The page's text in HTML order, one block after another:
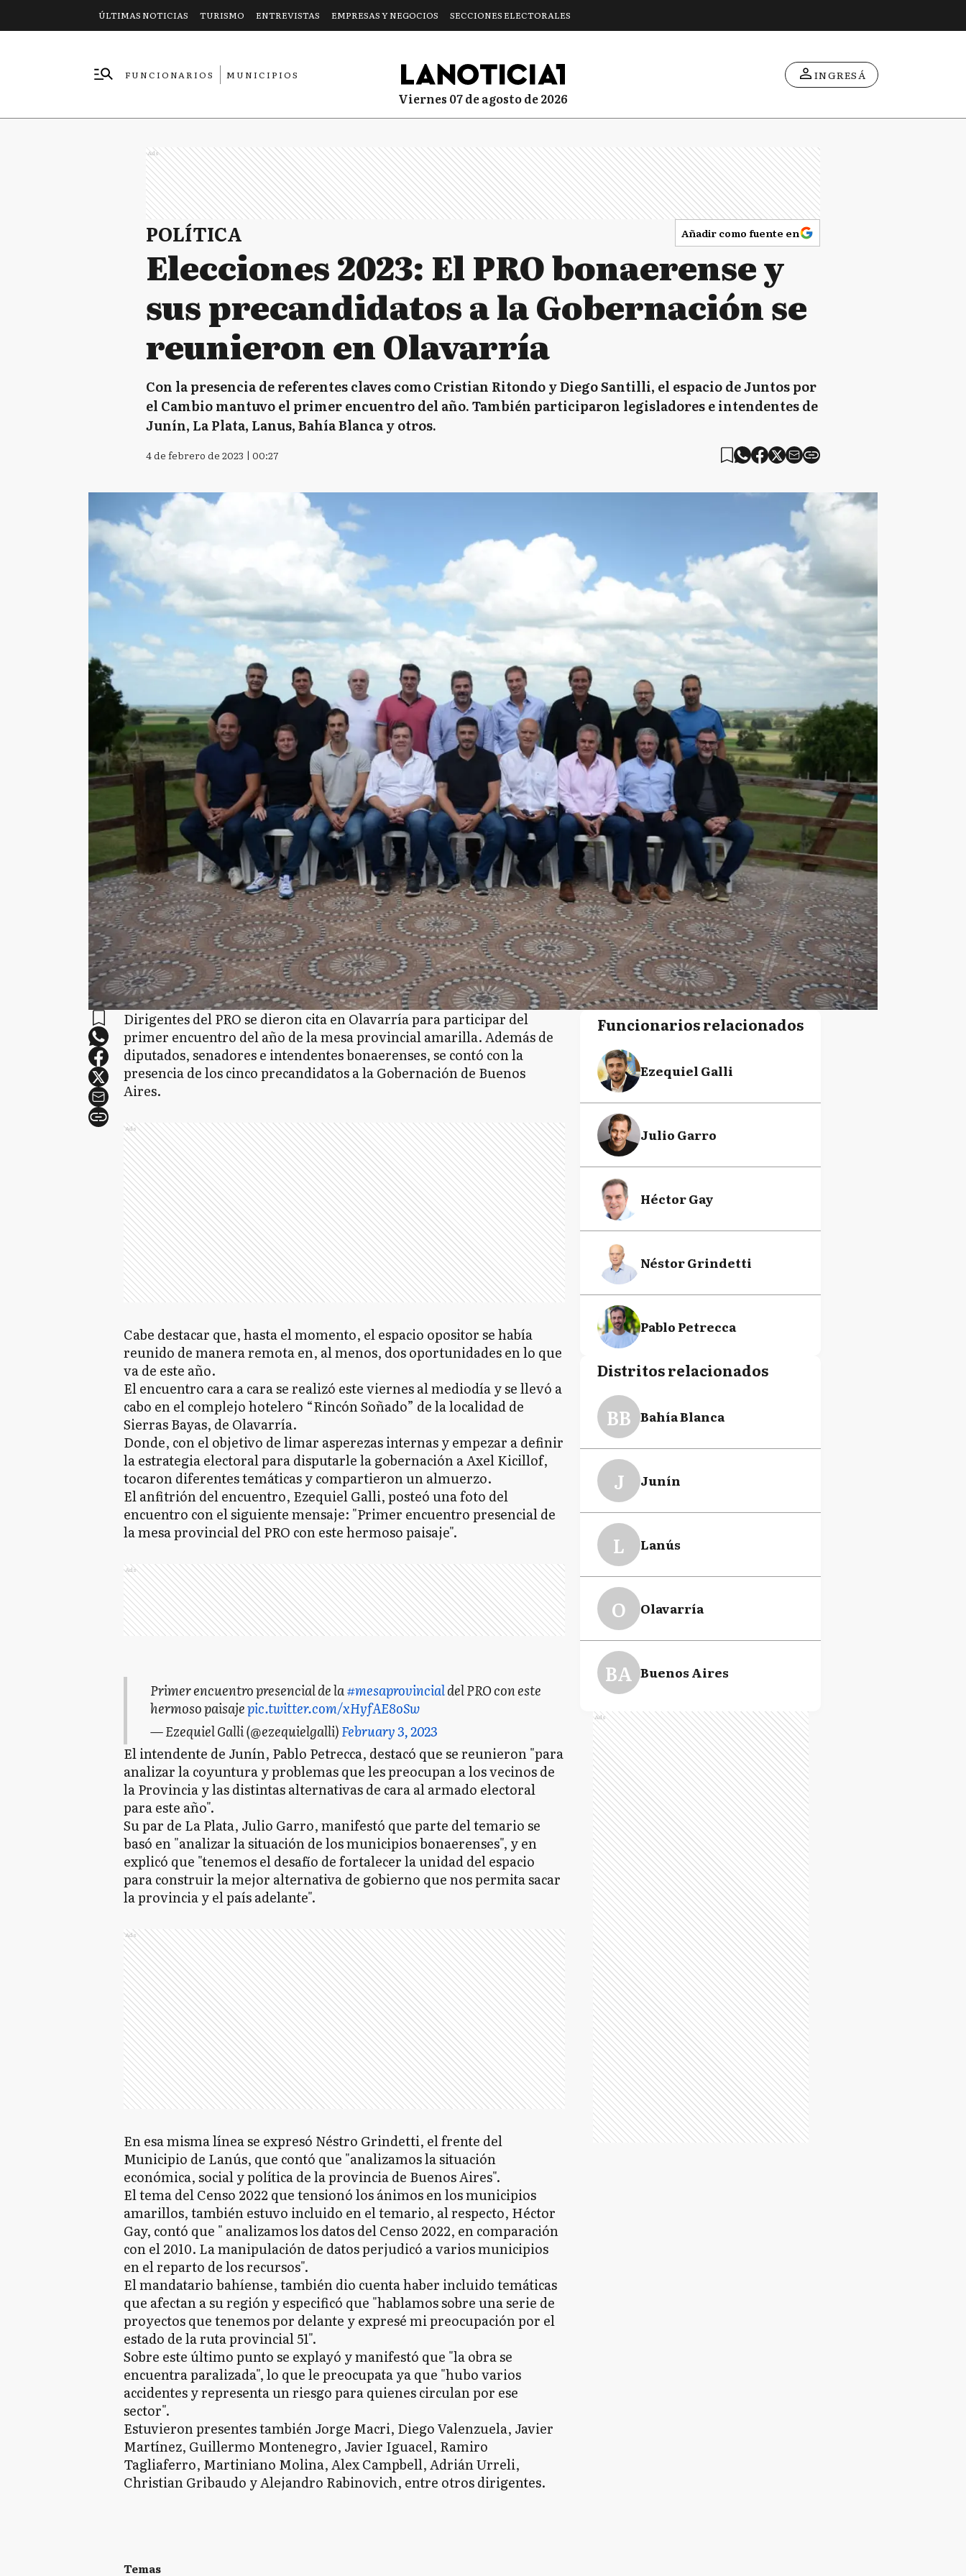
ÚLTIMAS NOTICIAS TURISMO ENTREVISTAS EMPRESAS Y NEGOCIOS SECCIONES ELECTORALES
FUNCIONARIOS
MUNICIPIOS
viernes 07 de agosto de 2026
INGRESÁ
Ads
POLÍTICA Añadir como fuente en
Elecciones 2023: El PRO bonaerense y
sus precandidatos a la Gobernación se
reunieron en Olavarría
Con la presencia de referentes claves como Cristian Ritondo y Diego Santilli, el espacio de Juntos por
el Cambio mantuvo el primer encuentro del año. También participaron legisladores e intendentes de
Junín, La Plata, Lanus, Bahía Blanca y otros.
4 de febrero de 2023 | 00:27
Dirigentes del PRO se dieron cita en Olavarría para participar del
primer encuentro del año de la mesa provincial amarilla. Además de
diputados, senadores e intendentes bonaerenses, se contó con la
presencia de los cinco precandidatos a la Gobernación de Buenos
Aires.
Ads
Cabe destacar que, hasta el momento, el espacio opositor se había
reunido de manera remota en, al menos, dos oportunidades en lo que
va de este año.
El encuentro cara a cara se realizó este viernes al mediodía y se llevó a
cabo en el complejo hotelero “Rincón Soñado” de la localidad de
Sierras Bayas, de Olavarría.
Donde, con el objetivo de limar asperezas internas y empezar a definir
la estrategia electoral para disputarle la gobernación a Axel Kicillof,
tocaron diferentes temáticas y compartieron un almuerzo.
El anfitrión del encuentro, Ezequiel Galli, posteó una foto del
encuentro con el siguiente mensaje: "Primer encuentro presencial de
la mesa provincial del PRO con este hermoso paisaje".
Ads
Primer encuentro presencial de la#mesaprovincialdel PRO con este
hermoso paisajepic.twitter.com/xHyfAE8oSw
— Ezequiel Galli (@ezequielgalli)February 3, 2023
El intendente de Junín, Pablo Petrecca, destacó que se reunieron "para
analizar la coyuntura y problemas que les preocupan a los vecinos de
la Provincia y las distintas alternativas de cara al armado electoral
para este año".
Su par de La Plata, Julio Garro, manifestó que parte del temario se
basó en "analizar la situación de los municipios bonaerenses", y en
explicó que "tenemos el desafío de fortalecer la unidad del espacio
para construir la mejor alternativa de gobierno que nos permita sacar
la provincia y el país adelante".
Ads
En esa misma línea se expresó Néstro Grindetti, el frente del
Municipio de Lanús, que contó que "analizamos la situación
económica, social y política de la provincia de Buenos Aires".
El tema del Censo 2022 que tensionó los ánimos en los municipios
amarillos, también estuvo incluido en el temario, al respecto, Héctor
Gay, contó que " analizamos los datos del Censo 2022, en comparación
con el 2010. La manipulación de datos perjudicó a varios municipios
en el reparto de los recursos".
El mandatario bahíense, también dio cuenta haber incluido temáticas
que afectan a su región y especificó que "hablamos sobre una serie de
proyectos que tenemos por delante y expresé mi preocupación por el
estado de la ruta provincial 51".
Sobre este último punto se explayó y manifestó que "la obra se
encuentra paralizada", lo que le preocupata ya que "hubo varios
accidentes y representa un riesgo para quienes circulan por ese
sector".
Estuvieron presentes también Jorge Macri, Diego Valenzuela, Javier
Martínez, Guillermo Montenegro, Javier Iguacel, Ramiro
Tagliaferro, Martiniano Molina, Alex Campbell, Adrián Urreli,
Christian Gribaudo y Alejandro Rabinovich, entre otros dirigentes.
Temas
Funcionarios relacionados
Ezequiel Galli
Julio Garro
Héctor Gay
Néstor Grindetti
Pablo Petrecca
Diego César Santilli
Distritos relacionados
BB Bahía Blanca
J Junín
L Lanús
O Olavarría
BA Buenos Aires
Ads